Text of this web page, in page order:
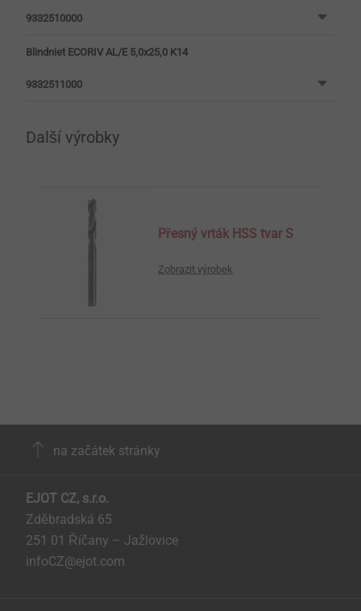
9332510000
Blindniet ECORIV AL/E 5,0x25,0 K14
9332511000
Další výrobky
Přesný vrták HSS tvar S
Zobrazit výrobek
na začátek stránky
EJOT CZ, s.r.o.
Zděbradská 65
251 01 Říčany – Jažlovice
infoCZ@ejot.com